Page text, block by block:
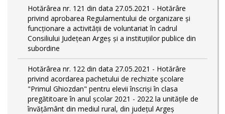
Hotărârea nr. 121 din data 27.05.2021 - Hotărâre
privind aprobarea Regulamentului de organizare și
funcționare a activității de voluntariat în cadrul
Consiliului Județean Argeș și a instituțiilor publice din
subordine
Hotărârea nr. 122 din data 27.05.2021 - Hotărâre
privind acordarea pachetului de rechizite școlare
"Primul Ghiozdan" pentru elevii înscriși în clasa
pregătitoare în anul şcolar 2021 - 2022 la unitățile de
învățământ din mediul rural, din județul Argeș